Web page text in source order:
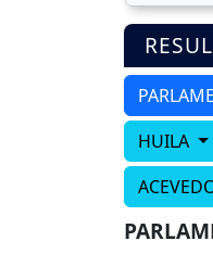
HUILA